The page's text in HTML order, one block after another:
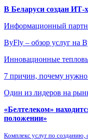
В Беларуси создан ИТ-
Информационный
ByFly – обзор услуг на
Инновационные
7 причин, почему
Один из лидеров на
«Белтелеком»
положении»
Комплекс услуг по